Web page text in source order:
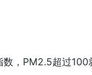
，PM2.5超过100